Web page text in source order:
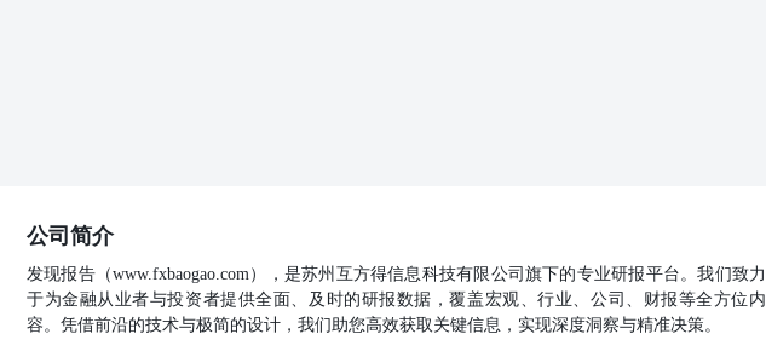
公司简介
发现报告（www.fxbaogao.com），是苏州互方得信息科技有限公司旗下的专业研报平台。我们致力
于为金融从业者与投资者提供全面、及时的研报数据，覆盖宏观、行业、公司、财报等全方位内
容。凭借前沿的技术与极简的设计，我们助您高效获取关键信息，实现深度洞察与精准决策。